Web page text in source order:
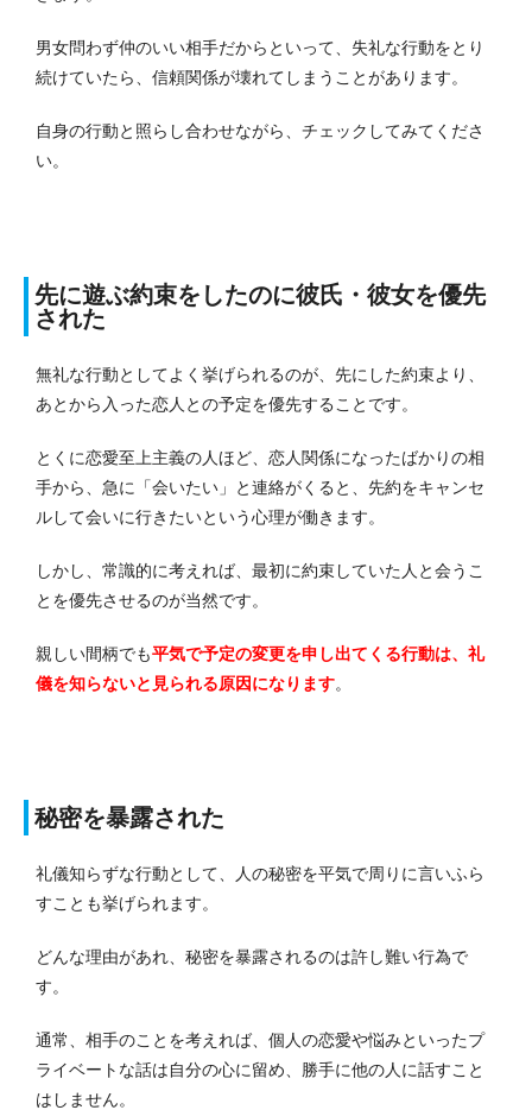
男女問わず仲のいい相手だからといって、失礼な行動をとり
続けていたら、信頼関係が壊れてしまうことがあります。
自身の行動と照らし合わせながら、チェックしてみてくださ
い。
先に遊ぶ約束をしたのに彼氏・彼女を優先
された
無礼な行動としてよく挙げられるのが、先にした約束より、
あとから入った恋人との予定を優先することです。
とくに恋愛至上主義の人ほど、恋人関係になったばかりの相
手から、急に「会いたい」と連絡がくると、先約をキャンセ
ルして会いに行きたいという心理が働きます。
しかし、常識的に考えれば、最初に約束していた人と会うこ
とを優先させるのが当然です。
親しい間柄でも平気で予定の変更を申し出てくる行動は、礼
儀を知らないと見られる原因になります。
秘密を暴露された
礼儀知らずな行動として、人の秘密を平気で周りに言いふら
すことも挙げられます。
どんな理由があれ、秘密を暴露されるのは許し難い行為で
す。
通常、相手のことを考えれば、個人の恋愛や悩みといったプ
ライベートな話は自分の心に留め、勝手に他の人に話すこと
はしません。